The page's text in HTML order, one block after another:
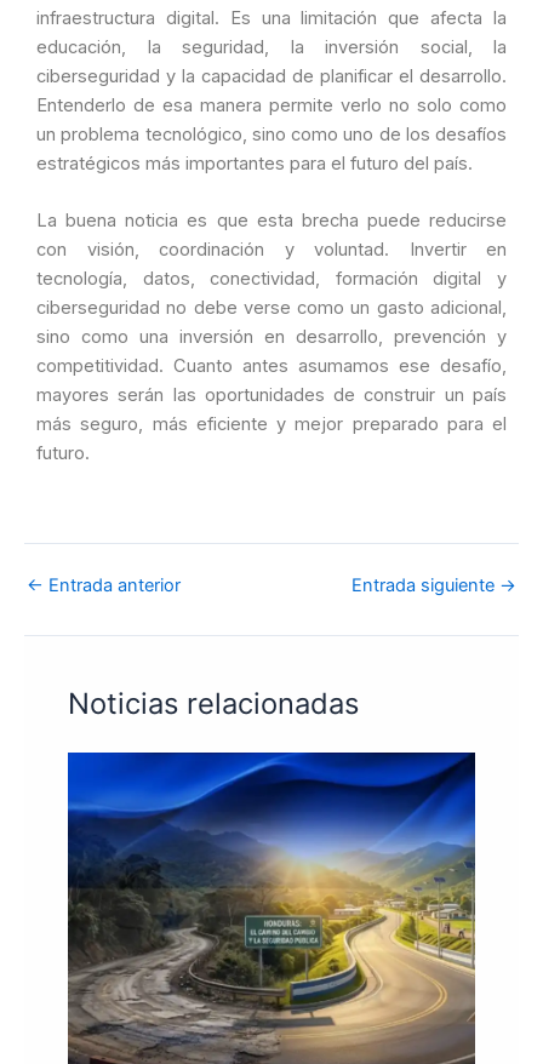
infraestructura digital. Es una limitación que afecta la
educación, la seguridad, la inversión social, la
ciberseguridad y la capacidad de planificar el desarrollo.
Entenderlo de esa manera permite verlo no solo como
un problema tecnológico, sino como uno de los desafíos
estratégicos más importantes para el futuro del país.
La buena noticia es que esta brecha puede reducirse
con visión, coordinación y voluntad. Invertir en
tecnología, datos, conectividad, formación digital y
ciberseguridad no debe verse como un gasto adicional,
sino como una inversión en desarrollo, prevención y
competitividad. Cuanto antes asumamos ese desafío,
mayores serán las oportunidades de construir un país
más seguro, más eficiente y mejor preparado para el
futuro.
← Entrada anterior Entrada siguiente →
Noticias relacionadas